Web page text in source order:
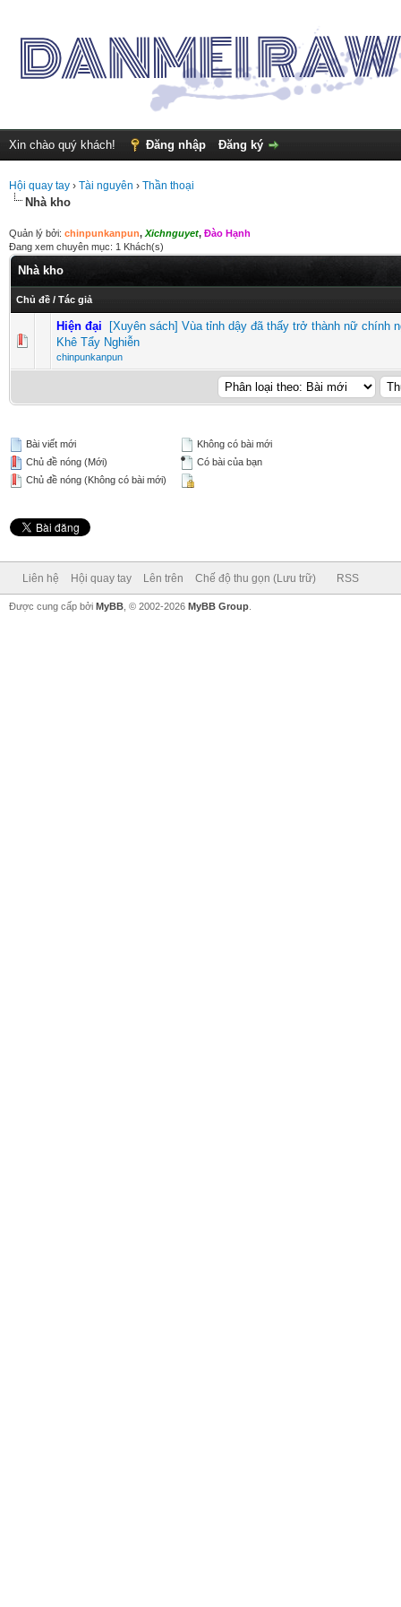
Xin chào quý khách! Đăng nhập Đăng ký
Hội quay tay › Tài nguyên › Thần thoại
Nhà kho
Quản lý bởi: chinpunkanpun, Xichnguyet, Đào Hạnh
Đang xem chuyên mục: 1 Khách(s)
Nhà kho
Chủ đề / Tác giả
Hiện đại
[Xuyên sách] Vùa tỉnh dậy đã thấy trở thành nữ chính
Khê Tẩy Nghiễn
chinpunkanpun
0 Vote(s) - 0 vượt quá 5 sao
Bài viết mới
Chủ đề nóng (Mới)
Chủ đề nóng (Không có bài mới)
Không có bài mới
Có bài của bạn
Liên hệ Hội quay tay Lên trên Chế độ thu gọn (Lưu trữ) RSS
Được cung cấp bởi MyBB , © 2002-2026 MyBB Group